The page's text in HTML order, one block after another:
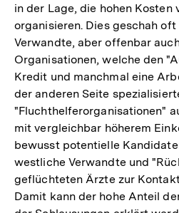
in der Lage, die hohen Kosten
organisieren. Dies geschah
Verwandte, aber offenbar
Organisationen, welche den
Kredit und manchmal eine
der anderen Seite
"Fluchthelferorganisationen"
mit vergleichbar höherem
bewusst potentielle
westliche Verwandte und
geflüchteten Ärzte zur
Damit kann der hohe Anteil